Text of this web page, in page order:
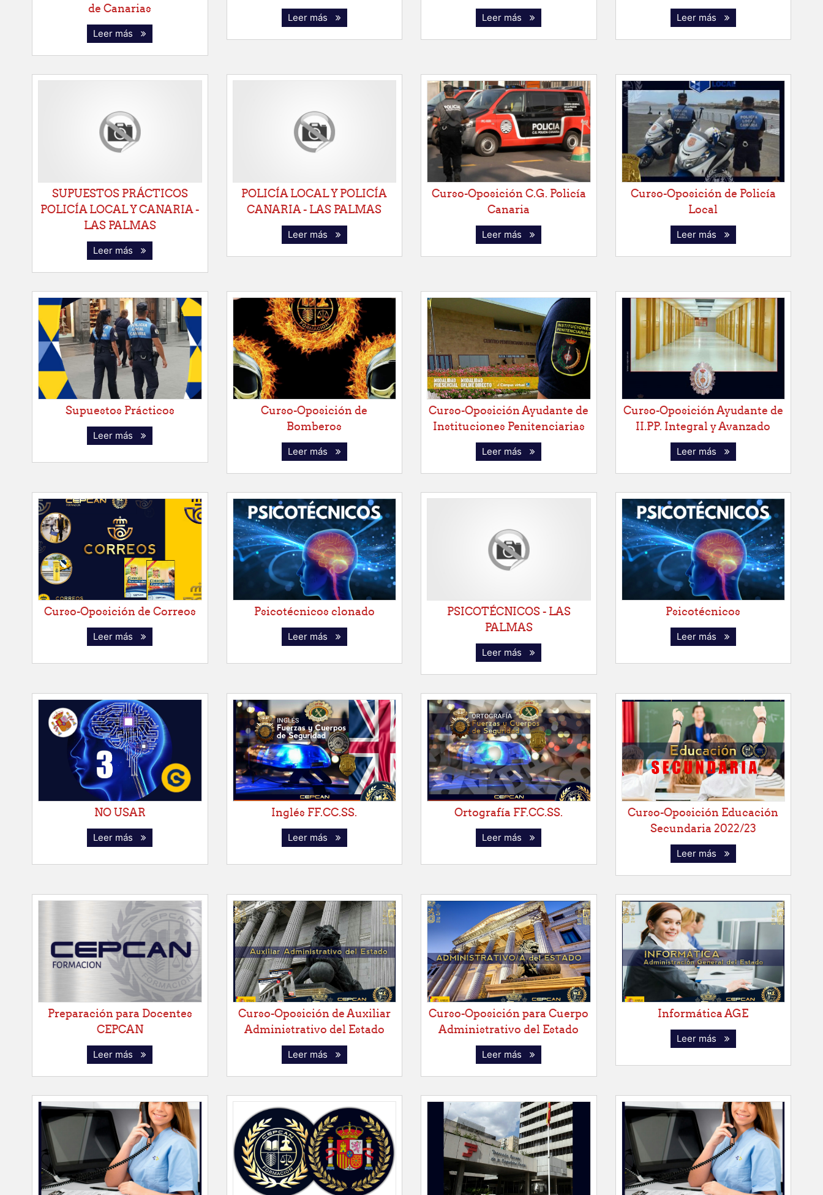
de Canarias
Leer más
Leer más Leer más Leer más
SUPUESTOS PRÁCTICOS
POLICÍA LOCAL Y CANARIA -
LAS PALMAS
Leer más
POLICÍA LOCAL Y POLICÍA
CANARIA - LAS PALMAS
Leer más
Curso-Oposición C.G. Policía
Canaria
Leer más
Curso-Oposición de Policía
Local
Leer más
Supuestos Prácticos
Leer más
Curso-Oposición de
Bomberos
Leer más
Curso-Oposición Ayudante de
Instituciones Penitenciarias
Leer más
Curso-Oposición Ayudante de
II.PP. Integral y Avanzado
Leer más
Curso-Oposición de Correos
Leer más
Psicotécnicos clonado
Leer más
PSICOTÉCNICOS - LAS
PALMAS
Leer más
Psicotécnicos
Leer más
NO USAR
Leer más
Inglés FF.CC.SS.
Leer más
Ortografía FF.CC.SS.
Leer más
Curso-Oposición Educación
Secundaria 2022/23
Leer más
Preparación para Docentes
CEPCAN
Leer más
Curso-Oposición de Auxiliar
Administrativo del Estado
Leer más
Curso-Oposición para Cuerpo
Administrativo del Estado
Leer más
Informática AGE
Leer más